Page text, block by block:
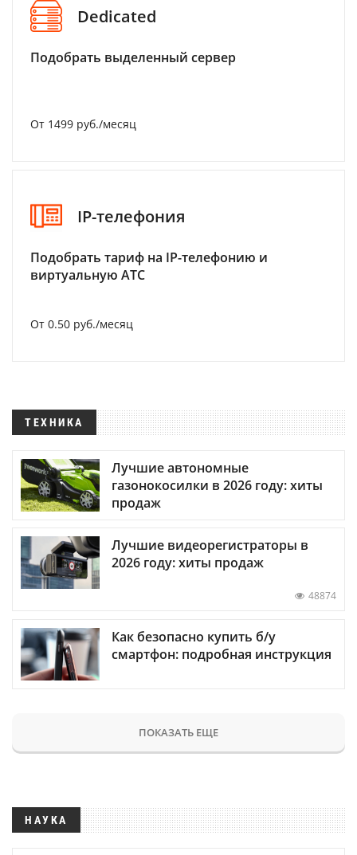
Dedicated
Подобрать выделенный сервер
От 1499 руб./месяц
IP-телефония
Подобрать тариф на IP-телефонию и
виртуальную АТС
От 0.50 руб./месяц
ТЕХНИКА
Лучшие автономные
газонокосилки в 2026 году: хиты
продаж
Лучшие видеорегистраторы в
2026 году: хиты продаж
48874
Как безопасно купить б/у
смартфон: подробная инструкция
ПОКАЗАТЬ ЕЩЕ
НАУКА